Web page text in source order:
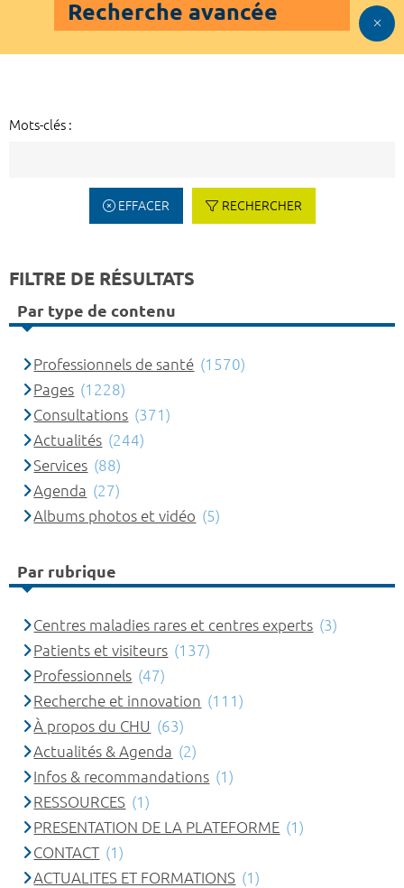
Recherche avancée
Mots-clés :
EFFACER RECHERCHER
FILTRE DE RÉSULTATS
Par type de contenu
Professionnels de santé (1570)
Pages (1228)
Consultations (371)
Actualités (244)
Services (88)
Agenda (27)
Albums photos et vidéo (5)
Par rubrique
Centres maladies rares et centres experts (3)
Patients et visiteurs (137)
Professionnels (47)
Recherche et innovation (111)
À propos du CHU (63)
Actualités & Agenda (2)
Infos & recommandations (1)
RESSOURCES (1)
PRESENTATION DE LA PLATEFORME (1)
CONTACT (1)
ACTUALITES ET FORMATIONS (1)